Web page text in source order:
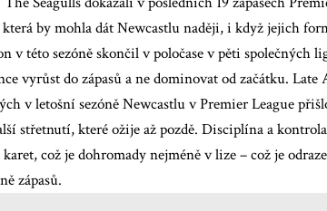
by mohla dát Newcastlu naději, i když jejich
v této sezóně skončil v poločase v pěti společných
vyrůst do zápasů a ne dominovat od začátku.
v letošní sezóně Newcastlu v Premier League
střetnutí, které ožije až pozdě. Disciplína a
což je dohromady nejméně v lize – což je
zápasů.